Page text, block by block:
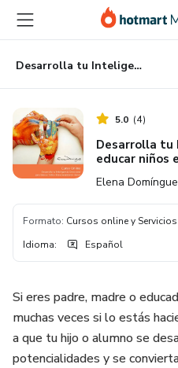
principal
página
de
página
Desarrolla tu Inteligencia Emocional para educar niños emocionalmente sanos
5.0 (4)
Desarrolla tu
educar niños
Elena
Formato: Cursos online y
Idioma: Español
Si eres padre, madre o
muchas veces si lo estás
a que tu hijo o alumno se
potencialidades y se